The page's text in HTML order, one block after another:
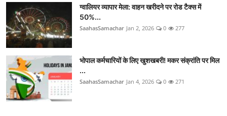
ग्वालियर व्यापार मेला: वाहन खरीदने पर रोड टैक्स में
50%...
SaahasSamachar Jan 2, 2026 0 277
भोपाल कर्मचारियों के लिए खुशखबरी! मकर संक्रांति पर मिल
...
SaahasSamachar Jan 4, 2026 0 271